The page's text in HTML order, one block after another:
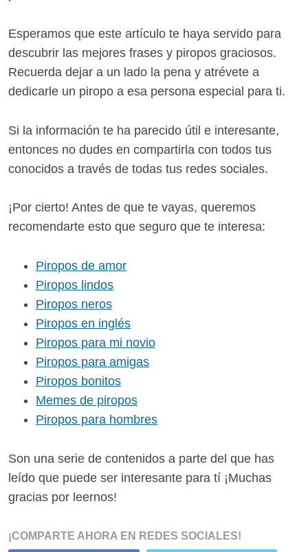
Esperamos que este artículo te haya servido para
descubrir las mejores frases y piropos graciosos.
Recuerda dejar a un lado la pena y atrévete a
dedicarle un piropo a esa persona especial para ti.
Si la información te ha parecido útil e interesante,
entonces no dudes en compartirla con todos tus
conocidos a través de todas tus redes sociales.
¡Por cierto! Antes de que te vayas, queremos
recomendarte esto que seguro que te interesa:
Piropos de amor
Piropos lindos
Piropos neros
Piropos en inglés
Piropos para mi novio
Piropos para amigas
Piropos bonitos
Memes de piropos
Piropos para hombres
Son una serie de contenidos a parte del que has
leído que puede ser interesante para tí ¡Muchas
gracias por leernos!
¡COMPARTE AHORA EN REDES SOCIALES!